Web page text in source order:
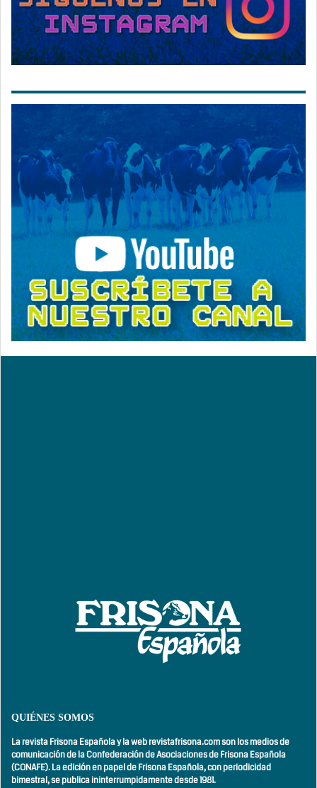
QUIÉNES SOMOS
La revista Frisona Española y la web revistafrisona.com son los medios de
comunicación de la Confederación de Asociaciones de Frisona Española
(CONAFE). La edición en papel de Frisona Española, conperiodicidad
bimestral,se publica ininterrumpidamente desde 1981.